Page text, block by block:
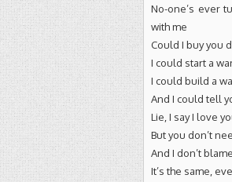
No-one’s ever
with me
Could I buy you
I could start a
I could build a
And I could tell
Lie, I say I love
But you don’t
And I don’t
It’s the same,